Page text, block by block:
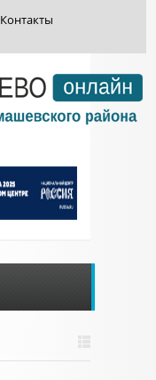
Контакты